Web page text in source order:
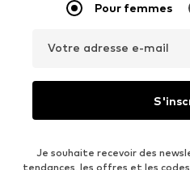
Pour femmes
Votre adresse e-mail
Je souhaite recevoir des
tendances, les offres et les